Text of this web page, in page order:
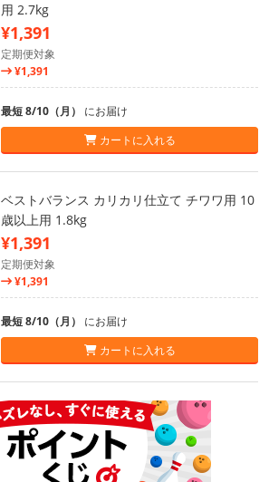
用 2.7kg
¥1,391
定期便対象
¥1,391
最短 8/10（月） にお届け
カートに入れる
ベストバランス カリカリ仕立て チワワ用 10
歳以上用 1.8kg
¥1,391
定期便対象
¥1,391
最短 8/10（月） にお届け
カートに入れる